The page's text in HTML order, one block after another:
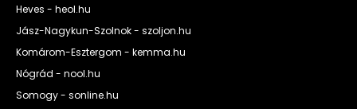
Heves - heol.hu
Jász-Nagykun-Szolnok - szoljon.hu
Komárom-Esztergom - kemma.hu
Nógrád - nool.hu
Somogy - sonline.hu